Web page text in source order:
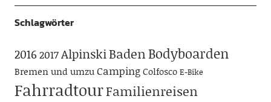
Schlagwörter
2016 2017AlpinskiBaden Bodyboarden
Bremen und umzuCampingColfosco E-Bike
FahrradtourFamilienreisen